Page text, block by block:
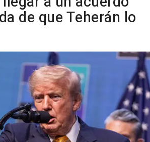
de que Teherán lo